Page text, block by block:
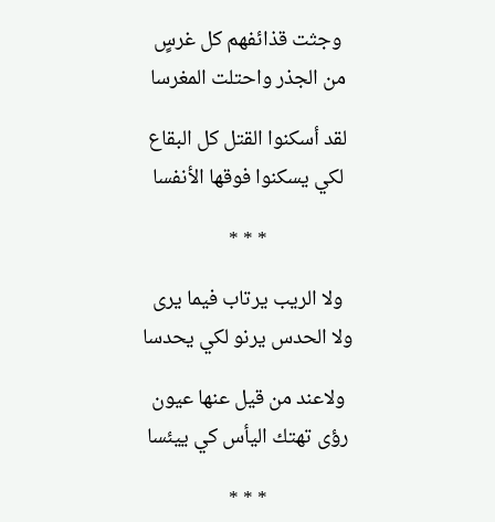
وجثت قذائفهم كل غرسٍ
من الجذر واحتلت المغرسا
لقد أسكنوا القتل كل البقاع
لكي يسكنوا فوقها الأنفسا
* * *
ولا الريب يرتاب فيما يرى
ولا الحدس يرنو لكي يحدسا
ولاعند من قيل عنها عيون
رؤى تهتك اليأس كي ييئسا
* * *